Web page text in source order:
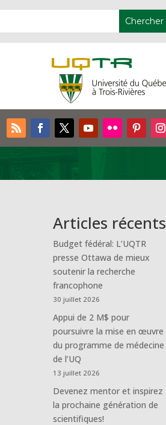
Articles récents
Budget fédéral: L’UQTR
presse Ottawa de mieux
soutenir la recherche
francophone
30 juillet 2026
Appui de 2 M$ pour
poursuivre la mise en œuvre
du programme de médecine
de l’UQ
13 juillet 2026
Devenez mentor et inspirez
la prochaine génération de
scientifiques!